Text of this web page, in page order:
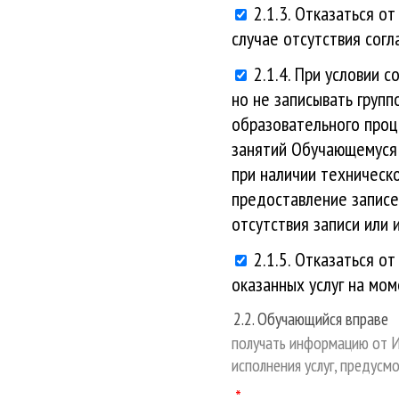
2.1.3. Отказаться
случае отсутствия
2.1.4. При условии
но не записывать
образовательного
занятий
при наличии
предоставление
отсутствия записи или
2.1.5. Отказаться
оказанных услуг на
2.2. Обучающийся вправе
получать информацию от
исполнения услуг,